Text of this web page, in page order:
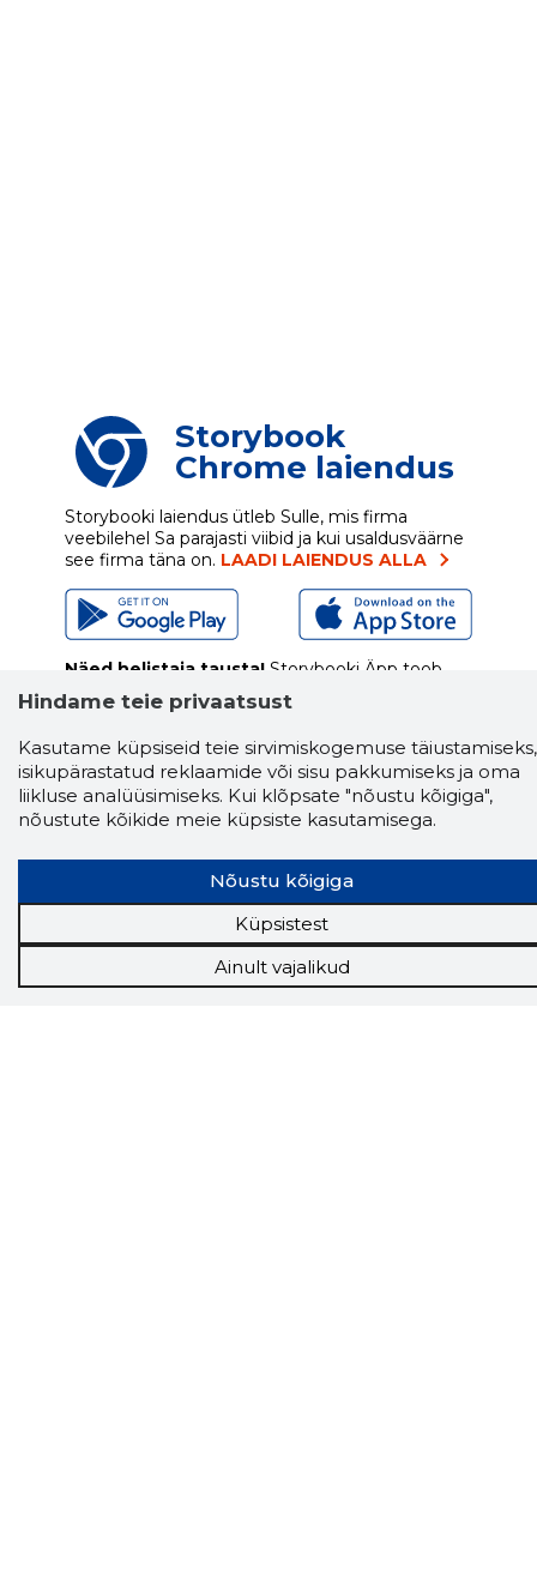
Storybook
Chrome laiendus
Storybooki laiendus ütleb Sulle, mis firma
veebilehel Sa parajasti viibid ja kui usaldusväärne
see firma täna on. LAADI LAIENDUS ALLA
Näed helistaja tausta! Storybooki Äpp toob
Sinuni
OTSEKONTAKTID
400 000 Eesti
ettevõtte ja isikute kohta (juhid, ametnikud).
finantsinfoga.
Tööriistad
Sooduspakkumised
Tööturg
Hindame teie privaatsust
Kasutame küpsiseid teie sirvimiskogemuse täiustamiseks,
isikupärastatud reklaamide või sisu pakkumiseks ja oma
liikluse analüüsimiseks. Kui klõpsate "nõustu kõigiga",
nõustute kõikide meie küpsiste kasutamisega.
Nõustu kõigiga
Küpsistest
Ainult vajalikud